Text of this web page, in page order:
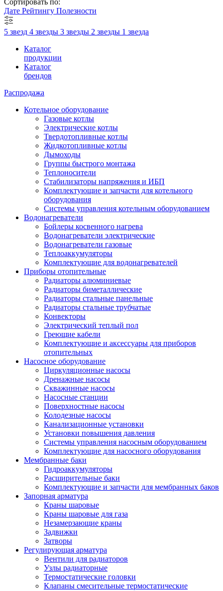
Дате Рейтингу Полезности
5 звезд 4 звезды 3 звезды 2 звезды 1 звезда
Каталог
продукции
Каталог
брендов
Распродажа
Котельное оборудование
Газовые котлы
Электрические котлы
Твердотопливные котлы
Жидкотопливные котлы
Дымоходы
Группы быстрого монтажа
Теплоносители
Стабилизаторы напряжения и ИБП
Комплектующие и запчасти для котельного
оборудования
Системы управления котельным оборудованием
Водонагреватели
Бойлеры косвенного нагрева
Водонагреватели электрические
Водонагреватели газовые
Теплоаккумуляторы
Комплектующие для водонагревателей
Приборы отопительные
Радиаторы алюминиевые
Радиаторы биметаллические
Радиаторы стальные панельные
Радиаторы стальные трубчатые
Конвекторы
Электрический теплый пол
Греющие кабели
Комплектующие и аксессуары для приборов
отопительных
Насосное оборудование
Циркуляционные насосы
Дренажные насосы
Скважинные насосы
Насосные станции
Поверхностные насосы
Колодезные насосы
Канализационные установки
Установки повышения давления
Системы управления насосным оборудованием
Комплектующие для насосного оборудования
Мембранные баки
Гидроаккумуляторы
Расширительные баки
Комплектующие и запчасти для мембранных баков
Запорная арматура
Краны шаровые
Краны шаровые для газа
Незамерзающие краны
Задвижки
Затворы
Регулирующая арматура
Вентили для радиаторов
Узлы радиаторные
Термостатические головки
Клапаны смесительные термостатические